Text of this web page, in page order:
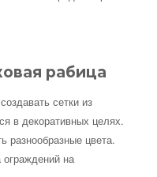
рабица
сетки из
в декоративных целях.
разнообразные цвета.
на